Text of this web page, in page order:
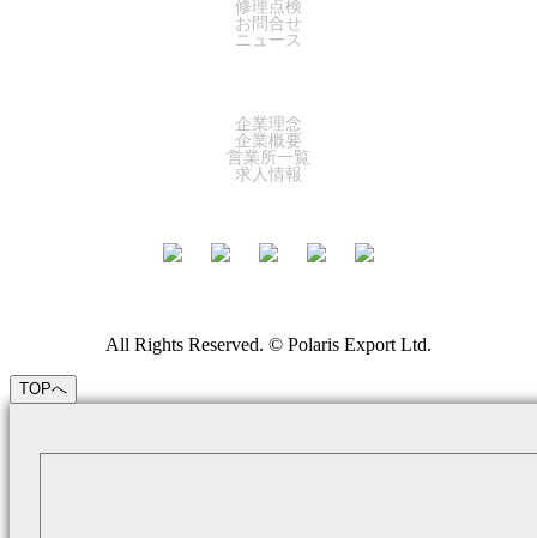
修理点検
お問合せ
ニュース
企業理念
企業概要
営業所一覧
求人情報
All Rights Reserved. © Polaris Export Ltd.
TOPへ